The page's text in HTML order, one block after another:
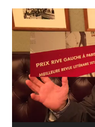
Lecteur
vidéo